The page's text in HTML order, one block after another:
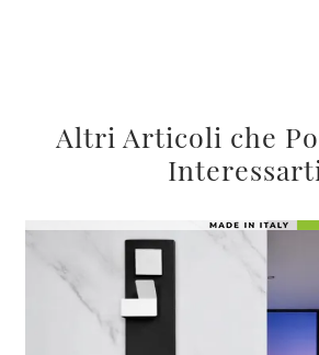
Altri Articoli che